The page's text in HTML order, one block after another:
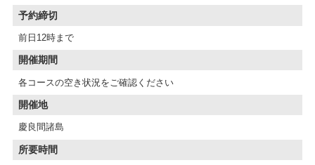
予約締切
前日12時まで
開催期間
各コースの空き状況をご確認ください
開催地
慶良間諸島
所要時間